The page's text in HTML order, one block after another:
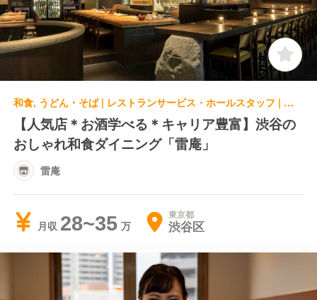
和食, うどん・そば | レストランサービス・ホールスタッフ | 雷庵
【人気店＊お酒学べる＊キャリア豊富】渋谷の
おしゃれ和食ダイニング「雷庵」
雷庵
月収 28~35 東京都
渋谷区